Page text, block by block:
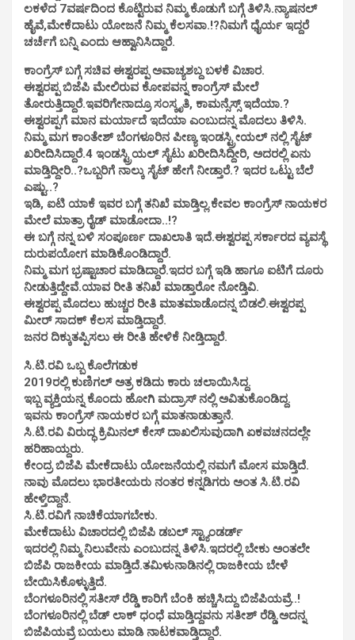
ಲಕಳೆದ 7ವರ್ಷದಿಂದ ಕೊಟ್ಟಿರುವ ನಿಮ್ಮ ಕೊಡುಗೆ ಬಗ್ಗೆ ತಿಳಿಸಿ.ನ್ಯಾಷನಲ್
ಹೈವೆ,ಮೇಕೆದಾಟು ಯೋಜನೆ ನಿಮ್ಮ ಕೆಲಸವಾ.!?ನಿಮಗೆ ಧೈರ್ಯ ಇದ್ದರೆ
ಚರ್ಚೆಗೆ ಬನ್ನಿ ಎಂದು ಆಹ್ವಾನಿಸಿದ್ದಾರೆ.
ಕಾಂಗ್ರೆಸ್ ಬಗ್ಗೆ ಸಚಿವ ಈಶ್ವರಪ್ಪ ಅವಾಚ್ಯಶಬ್ದ ಬಳಕೆ ವಿಚಾರ.
ಈಶ್ವರಪ್ಪ ಬಿಜೆಪಿ ಮೇಲಿರುವ ಕೋಪವನ್ನ ಕಾಂಗ್ರೆಸ್ ಮೇಲೆ
ತೋರುತ್ತಿದ್ದಾರೆ.ಇವರಿಗೇನಾದ್ರೂ ಸಂಸ್ಕೃತಿ, ಕಾಮನ್ಸೆಸ್ಸ್ ಇದೆಯಾ.?
ಈಶ್ವರಪ್ಪಗೆ ಮಾನ ಮರ್ಯಾದೆ ಇದೆಯಾ ಎಂಬುದನ್ನ ಮೊದಲು ತಿಳಿಸಿ.
ನಿಮ್ಮ ಮಗ ಕಾಂತೇಶ್ ಬೆಂಗಳೂರಿನ ಪೀಣ್ಯ ಇಂಡಸ್ಟ್ರೀಯಲ್ ನಲ್ಲಿ ಸೈಟ್
ಖರೀದಿಸಿದ್ದಾರೆ.4 ಇಂಡಸ್ಟ್ರಿಯಲ್ ಸೈಟು ಖರೀದಿಸಿದ್ದೀರಿ, ಅದರಲ್ಲಿ ಏನು
ಮಾಡ್ತಿದ್ದೀರಿ..?ಒಬ್ಬರಿಗೆ ನಾಲ್ಕು ಸೈಟ್ ಹೇಗೆ ನೀಡ್ತಾರೆ.? ಇದರ ಒಟ್ಟು ಬೆಲೆ
ಎಷ್ಟು..?
ಇಡಿ, ಐಟಿ ಯಾಕೆ ಇವರ ಬಗ್ಗೆ ತನಿಖೆ ಮಾಡ್ತಿಲ್ಲ.ಕೇವಲ ಕಾಂಗ್ರೆಸ್ ನಾಯಕರ
ಮೇಲೆ ಮಾತ್ರಾ ರೈಡ್ ಮಾಡೋದಾ..!?
ಈ ಬಗ್ಗೆ ನನ್ನ ಬಳಿ ಸಂಪೂರ್ಣ ದಾಖಲಾತಿ ಇದೆ.ಈಶ್ವರಪ್ಪ ಸರ್ಕಾರದ ವ್ಯವಸ್ಥೆ
ದುರುಪಯೋಗ ಮಾಡಿಕೊಂಡಿದ್ದಾರೆ.
ನಿಮ್ಮ ಮಗ ಭ್ರಷ್ಟಾಚಾರ ಮಾಡಿದ್ದಾರೆ.ಇದರ ಬಗ್ಗೆ ಇಡಿ ಹಾಗೂ ಐಟಿಗೆ ದೂರು
ನೀಡುತ್ತಿದ್ದೇವೆ.ಯಾವ ರೀತಿ ತನಿಖೆ ಮಾಡ್ತಾರೋ ನೋಡ್ತಿವಿ.
ಈಶ್ವರಪ್ಪ ಮೊದಲು ಹುಚ್ಚರ ರೀತಿ ಮಾತಮಾಡೊದನ್ನ ಬಿಡಲಿ.ಈಶ್ವರಪ್ಪ
ಮೀರ್ ಸಾದಕ್ ಕೆಲಸ ಮಾಡ್ತಿದ್ದಾರೆ.
ಜನರ ದಿಕ್ಕುತಪ್ಪಿಸಲು ಈ ರೀತಿ ಹೇಳಿಕೆ ನೀಡ್ತಿದ್ದಾರೆ.
ಸಿ.ಟಿ.ರವಿ ಒಬ್ಬ ಕೊಲೆಗಡುಕ
2019ರಲ್ಲಿ ಕುಣಿಗಲ್ ಅತ್ರ ಕಡಿದು ಕಾರು ಚಲಾಯಿಸಿದ್ದ.
ಇಬ್ಬ ವ್ಯಕ್ತಿಯನ್ನ ಕೊಂದು ಹೋಗಿ ಮದ್ರಾಸ್ ನಲ್ಲಿ ಅವಿತುಕೊಂಡಿದ್ದ.
ಇವನು ಕಾಂಗ್ರೆಸ್ ನಾಯಕರ ಬಗ್ಗೆ ಮಾತನಾಡುತ್ತಾನೆ.
ಸಿ.ಟಿ.ರವಿ ವಿರುದ್ಧ ಕ್ರಿಮಿನಲ್ ಕೇಸ್ ದಾಖಲಿಸುವುದಾಗಿ ಏಕವಚನದಲ್ಲೇ
ಹರಿಹಾಯ್ದರು.
ಕೇಂದ್ರ ಬಿಜೆಪಿ ಮೇಕೆದಾಟು ಯೋಜನೆಯಲ್ಲಿ ನಮಗೆ ಮೋಸ ಮಾಡ್ತಿದೆ‌.
ನಾವು ಮೊದಲು ಭಾರತೀಯರು ನಂತರ ಕನ್ನಡಿಗರು ಅಂತ ಸಿ.ಟಿ.ರವಿ
ಹೇಳ್ತಿದ್ದಾನೆ.
ಸಿ.ಟಿ.ರವಿಗೆ ನಾಚಿಕೆಯಾಗಬೇಕು.
ಮೇಕೆದಾಟು ವಿಚಾರದಲ್ಲಿ ಬಿಜೆಪಿ ಡಬಲ್ ಸ್ಟ್ಯಾಂಡರ್ಡ್
ಇದರಲ್ಲಿ ನಿಮ್ಮ ನಿಲುವೇನು ಎಂಬುದನ್ನ ತಿಳಿಸಿ.ಇದರಲ್ಲಿ ಬೇಕು ಅಂತಲೇ
ಬಿಜೆಪಿ ರಾಜಕೀಯ ಮಾಡ್ತಿದೆ‌.ತಮಿಳುನಾಡಿನಲ್ಲಿ ರಾಜಕೀಯ ಬೇಳೆ
ಬೇಯಿಸಿಕೊಳ್ಳುತ್ತಿದೆ.
ಬೆಂಗಳೂರಿನಲ್ಲಿ ಸತೀಸ್ ರೆಡ್ಡಿ ಕಾರಿಗೆ ಬೆಂಕಿ ಹಚ್ಚಿಸಿದ್ದು ಬಿಜೆಪಿಯವ್ರೆ..!
ಬೆಂಗಳೂರಿನಲ್ಲಿ ಬೆಡ್ ಲಾಕ್ ಧಂಧೆ ಮಾಡ್ತಿದ್ದವನು ಸತೀಶ್ ರೆಡ್ಡಿ.ಅದನ್ನ
ಬಿಜೆಪಿಯವ್ರೆ ಬಯಲು ಮಾಡಿ ನಾಟಕವಾಡ್ತಿದ್ದಾರೆ.